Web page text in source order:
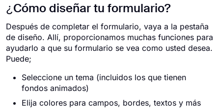
¿Cómo diseñar tu formulario?
Después de completar el formulario, vaya a la pestaña
de diseño. Allí, proporcionamos muchas funciones para
ayudarlo a que su formulario se vea como usted desea.
Puede;
Seleccione un tema (incluidos los que tienen
fondos animados)
Elija colores para campos, bordes, textos y más